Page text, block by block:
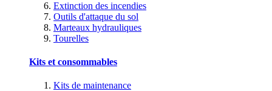
Extinction des incendies
Outils d'attaque du sol
Marteaux hydrauliques
Tourelles
Kits et consommables
Kits de maintenance